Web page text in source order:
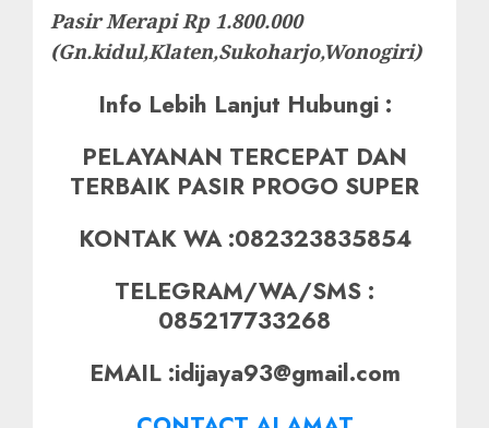
Pasir Merapi Rp 1.800.000
(Gn.kidul,Klaten,Sukoharjo,Wonogiri)
Info Lebih Lanjut Hubungi :
PELAYANAN TERCEPAT DAN
TERBAIK PASIR PROGO SUPER
KONTAK WA :082323835854
TELEGRAM/WA/SMS :
085217733268
EMAIL :idijaya93@gmail.com